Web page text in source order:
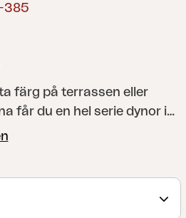
385
färg på terrassen eller
får du en hel serie dynor i
gör både matstolen,
och med en fyllning av